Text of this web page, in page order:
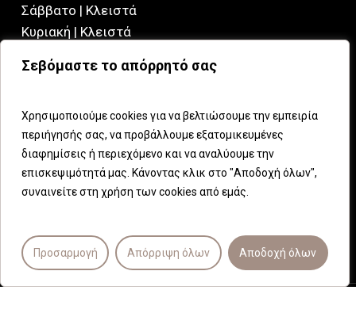
Σεβόμαστε το απόρρητό σας
Χρησιμοποιούμε cookies για να βελτιώσουμε την εμπειρία
περιήγησής σας, να προβάλλουμε εξατομικευμένες
διαφημίσεις ή περιεχόμενο και να αναλύουμε την
επισκεψιμότητά μας. Κάνοντας κλικ στο "Αποδοχή όλων",
συναινείτε στη χρήση των cookies από εμάς.
Προσαρμογή Απόρριψη όλων Αποδοχή όλων
Σάββατο | Kλειστά
Κυριακή | Κλειστά
Ηρώδου Αττικού 7
145 61, Κηφισιά
Αττική, Ελλάδα
Τηλέφωνο (+30)210 8083296